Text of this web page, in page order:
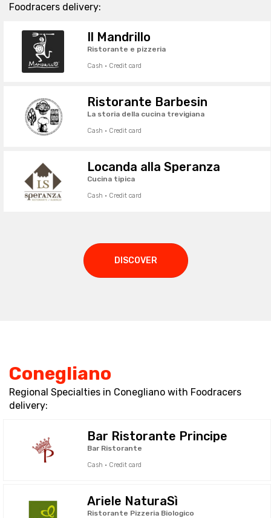
Foodracers delivery:
Il Mandrillo
Ristorante e pizzeria
Cash · Credit card
Ristorante Barbesin
La storia della cucina trevigiana
Cash · Credit card
Locanda alla Speranza
Cucina tipica
Cash · Credit card
DISCOVER
Conegliano
Regional Specialties in Conegliano with Foodracers
delivery:
Bar Ristorante Principe
Bar Ristorante
Cash · Credit card
Ariele NaturaSì
Ristorante Pizzeria Biologico